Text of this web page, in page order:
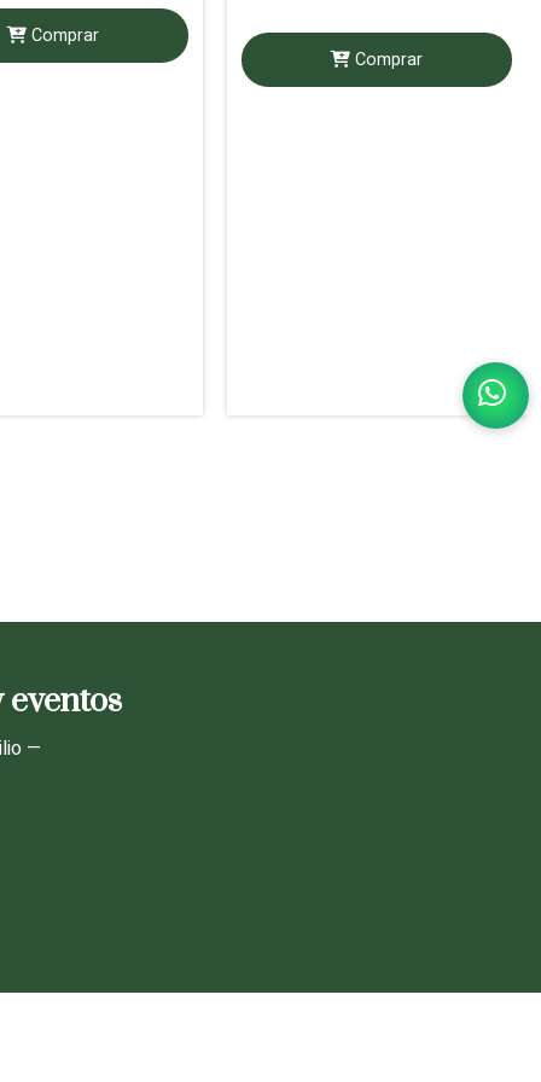
Comprar
Comprar
—